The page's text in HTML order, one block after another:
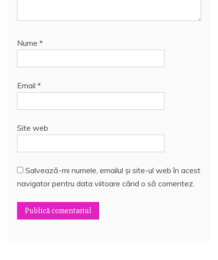
Nume *
Email *
Site web
Salvează-mi numele, emailul și site-ul web în acest
navigator pentru data viitoare când o să comentez.